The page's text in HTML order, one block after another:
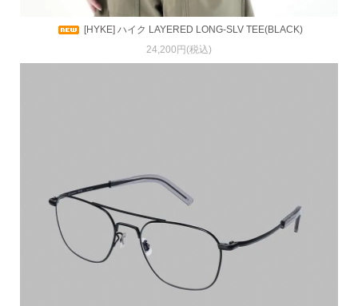
[HYKE] ハイク LAYERED LONG-SLV TEE(BLACK)
24,200円(税込)